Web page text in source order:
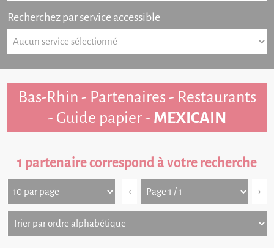
Recherchez par service accessible
Bas-Rhin - Partenaires - Restaurants
- Guide papier - MEXICAIN
1 partenaire correspond à votre recherche
‹ ›